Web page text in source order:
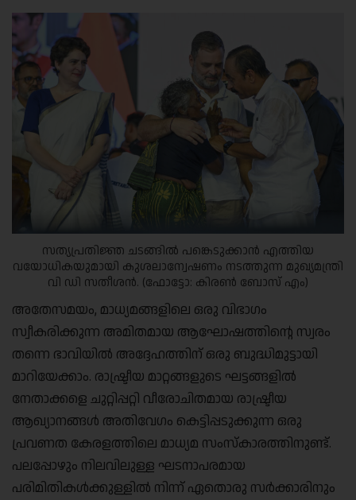
സത്യപ്രതിജ്ഞ ചടങ്ങിൽ പങ്കെടുക്കാൻ എത്തിയ
വയോധികയുമായി കുശലാന്വേഷണം നടത്തുന്ന മുഖ്യമന്ത്രി
വി ഡി സതീശൻ. (ഫോട്ടോ: കിരൺ ബോസ് എം)
അതേസമയം, മാധ്യമങ്ങളിലെ ഒരു വിഭാഗം
സ്വീകരിക്കുന്ന അമിതമായ ആഘോഷത്തിന്റെ സ്വരം
തന്നെ ഭാവിയിൽ അദ്ദേഹത്തിന് ഒരു ബുദ്ധിമുട്ടായി
മാറിയേക്കാം. രാഷ്ട്രീയ മാറ്റങ്ങളുടെ ഘട്ടങ്ങളിൽ
നേതാക്കളെ ചുറ്റിപ്പറ്റി വീരോചിതമായ രാഷ്ട്രീയ
ആഖ്യാനങ്ങൾ അതിവേഗം കെട്ടിപ്പടുക്കുന്ന ഒരു
പ്രവണത കേരളത്തിലെ മാധ്യമ സംസ്കാരത്തിനുണ്ട്.
പലപ്പോഴും നിലവിലുള്ള ഘടനാപരമായ
പരിമിതികൾക്കുള്ളിൽ നിന്ന് ഏതൊരു സർക്കാരിനും